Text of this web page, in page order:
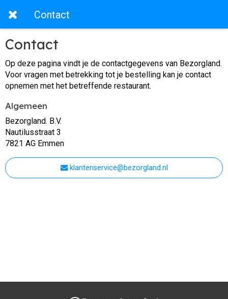
Contact
Contact
Op deze pagina vindt je de contactgegevens van Bezorgland.
Voor vragen met betrekking tot je bestelling kan je contact
opnemen met het betreffende restaurant.
Algemeen
Bezorgland. B.V.
Nautilusstraat 3
7821 AG Emmen
klantenservice@bezorgland.nl